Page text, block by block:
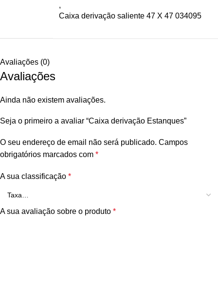
,
Caixa derivação saliente 47 X 47 034095
Avaliações (0)
Avaliações
Ainda não existem avaliações.
Seja o primeiro a avaliar “Caixa derivação Estanques”
O seu endereço de email não será publicado. Campos
obrigatórios marcados com *
A sua classificação *
A sua avaliação sobre o produto *